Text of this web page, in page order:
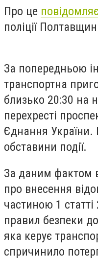
Про це повідомляє
поліції
За попередньою
транспортна
близько 20:30 на
перехресті
Єднання України.
обставини події.
За даним фактом
про внесення
частиною 1
правил безпеки
яка керує
спричинило